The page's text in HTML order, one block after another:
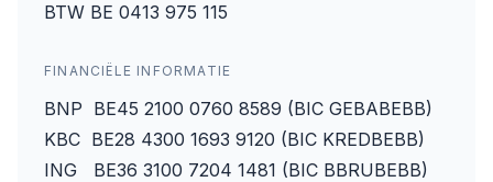
BTW BE 0413 975 115
FINANCIËLE INFORMATIE
BNP BE45 2100 0760 8589 (BIC GEBABEBB)
KBC BE28 4300 1693 9120 (BIC KREDBEBB)
ING BE36 3100 7204 1481 (BIC BBRUBEBB)